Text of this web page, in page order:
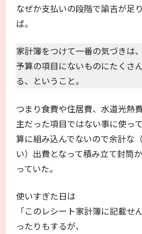
なぜか支払いの段階で諭吉が足
ば。
家計簿をつけて一番の気づきは、
予算の項目にないものにたくさ
る、ということ。
つまり食費や住居費、水道光熱
主だった項目ではない事に使っ
算に組み込んでないので余計な
い）出費となって積み立て封筒
っていた。
使いすぎた日は
「このレシート家計簿に記載せ
ったりもするが、